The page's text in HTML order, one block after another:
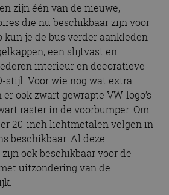
zijn één van de nieuwe,
die nu beschikbaar zijn voor
kun je de bus verder aankleden
een slijtvast en
interieur en decoratieve
stijl. Voor wie nog wat extra
ook zwart gewrapte VW-logo’s
raster in de voorbumper. Om
20-inch lichtmetalen velgen in
beschikbaar. Al deze
ook beschikbaar voor de
uitzondering van de